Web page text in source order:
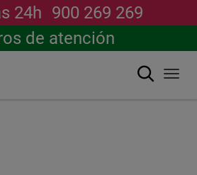
24h 900 269 269
de atención
Buscar